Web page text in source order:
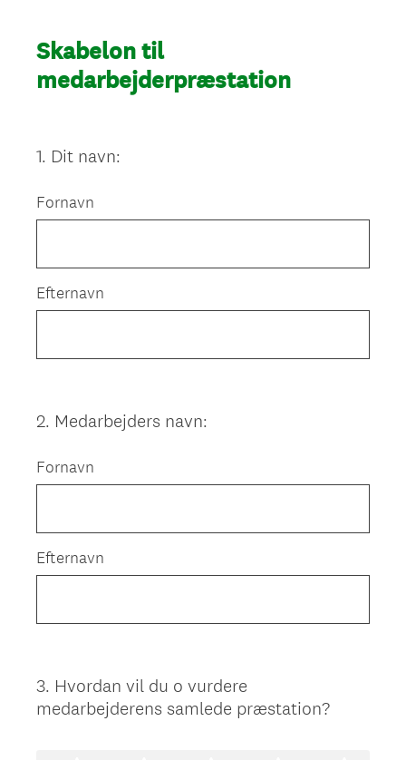
Skabelon til
medarbejderpræstation
Question
1. Dit navn:
Fornavn
Efternavn
Question
2. Medarbejders navn:
Fornavn
Efternavn
Question
Title
3. Hvordan vil du o vurdere
medarbejderens samlede præstation?